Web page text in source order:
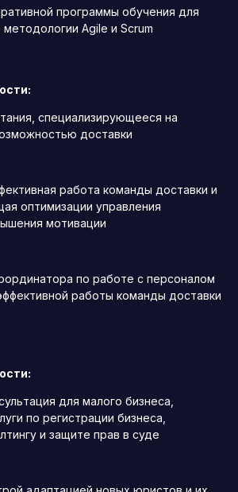
программы обучения для
Agile и Scrum
специализирующееся на
доставки
работа команды доставки и
оптимизации управления
мотивации
по работе с персоналом
работы команды доставки
для малого бизнеса,
по регистрации бизнеса,
и защите прав в суде